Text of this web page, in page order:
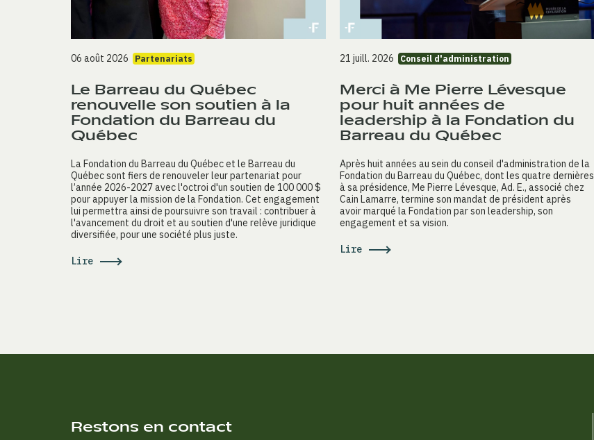
06 août 2026 Partenariats
Le Barreau du Québec
renouvelle son soutien à la
Fondation du Barreau du
Québec
La Fondation du Barreau du Québec et le Barreau du
Québec sont fiers de renouveler leur partenariat pour
l’année 2026-2027 avec l'octroi d'un soutien de 100 000 $
pour appuyer la mission de la Fondation. Cet engagement
lui permettra ainsi de poursuivre son travail : contribuer à
l'avancement du droit et au soutien d'une relève juridique
diversifiée, pour une société plus juste.
Lire
21 juill. 2026 Conseil d'administration
Merci à Me Pierre Lévesque
pour huit années de
leadership à la Fondation du
Barreau du Québec
Après huit années au sein du conseil d'administration de la
Fondation du Barreau du Québec, dont les quatre dernières
à sa présidence, Me Pierre Lévesque, Ad. E., associé chez
Cain Lamarre, termine son mandat de président après
avoir marqué la Fondation par son leadership, son
engagement et sa vision.
Lire
Restons en contact